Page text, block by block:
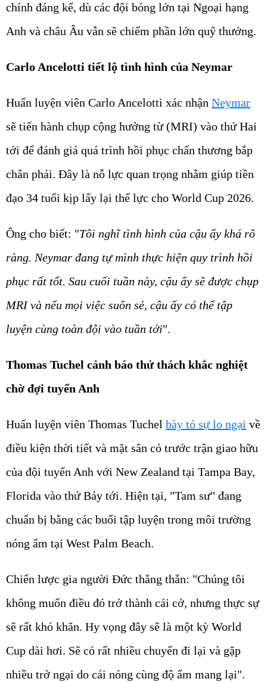
chính đáng kể, dù các đội bóng lớn tại Ngoại hạng
Anh và châu Âu vẫn sẽ chiếm phần lớn quỹ thưởng.
Carlo Ancelotti tiết lộ tình hình của Neymar
Huấn luyện viên Carlo Ancelotti xác nhận Neymar
sẽ tiến hành chụp cộng hưởng từ (MRI) vào thứ Hai
tới để đánh giá quá trình hồi phục chấn thương bắp
chân phải. Đây là nỗ lực quan trọng nhằm giúp tiền
đạo 34 tuổi kịp lấy lại thể lực cho World Cup 2026.
Ông cho biết: "Tôi nghĩ tình hình của cậu ấy khá rõ
ràng. Neymar đang tự mình thực hiện quy trình hồi
phục rất tốt. Sau cuối tuần này, cậu ấy sẽ được chụp
MRI và nếu mọi việc suôn sẻ, cậu ấy có thể tập
luyện cùng toàn đội vào tuần tới".
Thomas Tuchel cảnh báo thử thách khắc nghiệt
chờ đợi tuyển Anh
Huấn luyện viên Thomas Tuchel bày tỏ sự lo ngại về
điều kiện thời tiết và mặt sân cỏ trước trận giao hữu
của đội tuyển Anh với New Zealand tại Tampa Bay,
Florida vào thứ Bảy tới. Hiện tại, "Tam sư" đang
chuẩn bị bằng các buổi tập luyện trong môi trường
nóng ẩm tại West Palm Beach.
Chiến lược gia người Đức thẳng thắn: "Chúng tôi
không muốn điều đó trở thành cái cớ, nhưng thực sự
sẽ rất khó khăn. Hy vọng đây sẽ là một kỳ World
Cup dài hơi. Sẽ có rất nhiều chuyến đi lại và gặp
nhiều trở ngại do cái nóng cùng độ ẩm mang lại".